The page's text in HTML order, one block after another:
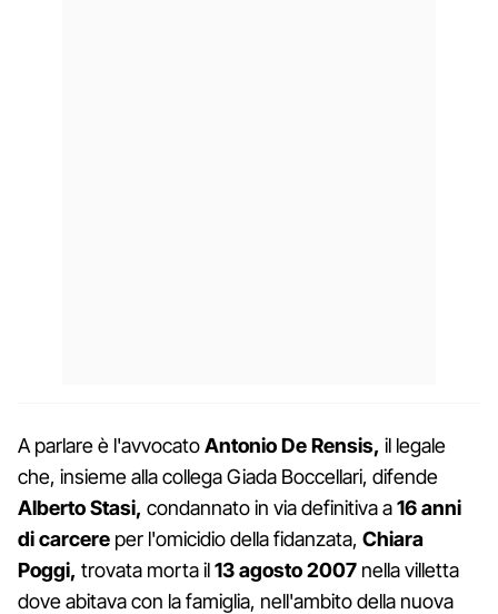
A parlare è l'avvocatoAntonio De Rensis, il legale
che, insieme alla collega Giada Boccellari, difende
Alberto Stasi, condannato in via definitiva a16 anni
di carcere per l'omicidio della fidanzata, Chiara
Poggi, trovata morta il13 agosto 2007 nella villetta
dove abitava con la famiglia, nell'ambito della nuova